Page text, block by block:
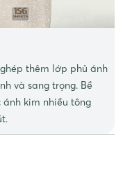
thêm lớp phủ ánh
và sang trọng. Bề
kim nhiều tông